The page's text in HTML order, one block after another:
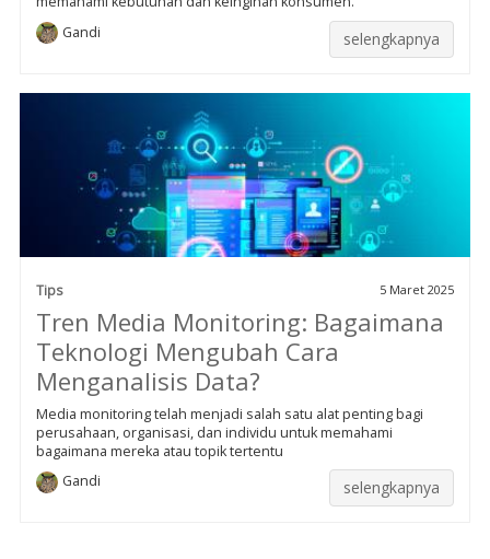
Gandi
selengkapnya
Tips 5 Maret 2025
Tren Media Monitoring: Bagaimana
Teknologi Mengubah Cara
Menganalisis Data?
Media monitoring telah menjadi salah satu alat penting bagi
perusahaan, organisasi, dan individu untuk memahami
bagaimana mereka atau topik tertentu
Gandi
selengkapnya